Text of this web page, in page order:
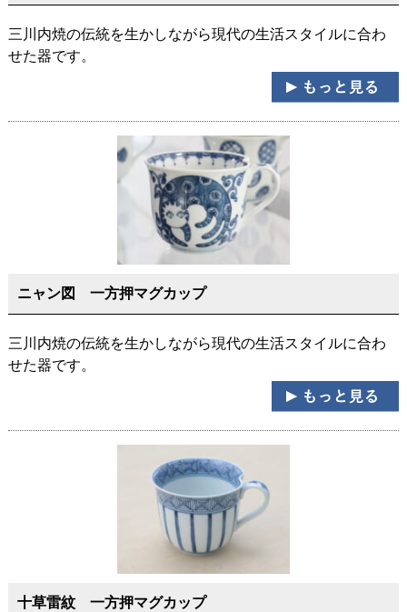
三川内焼の伝統を生かしながら現代の生活スタイルに合わ
せた器です。
ニャン図 一方押マグカップ
三川内焼の伝統を生かしながら現代の生活スタイルに合わ
せた器です。
十草雷紋 一方押マグカップ